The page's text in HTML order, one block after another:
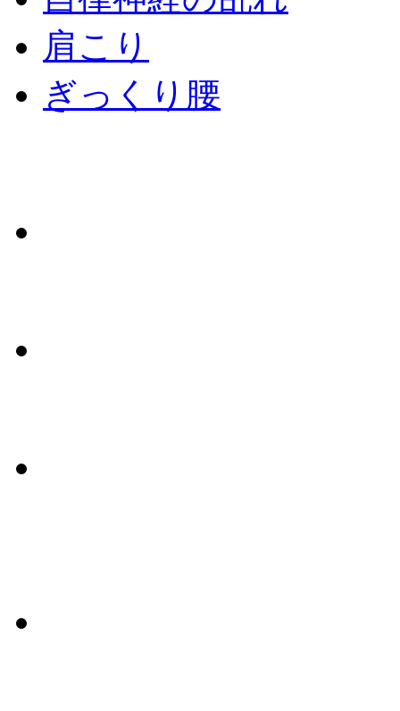
肩こり
ぎっくり腰